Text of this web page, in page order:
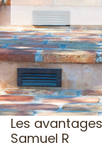
Les
Samuel R